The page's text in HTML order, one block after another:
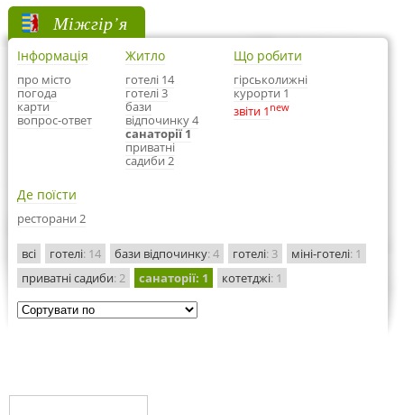
Міжгір’я
Інформація
про місто
погода
карти
вопрос-ответ
Житло
готелі 14
готелі 3
бази
відпочинку 4
санаторії 1
приватні
садиби 2
Що робити
гірськолижні
курорти 1
звіти 1 new
Де поїсти
ресторани 2
всі готелі: 14 бази відпочинку: 4 готелі: 3 міні-готелі: 1
приватні садиби: 2 санаторії: 1 котетджі: 1